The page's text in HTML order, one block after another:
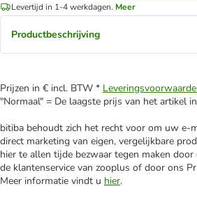
Levertijd in 1-4 werkdagen. Meer
Productbeschrijving
Prijzen in € incl. BTW *
"Normaal" = De laagste prijs van het artikel
bitiba behoudt zich het recht voor om uw e-
direct marketing van eigen, vergelijkbare
hier te allen tijde bezwaar tegen maken
de klantenservice van zooplus of door ons
Meer informatie vindt u hier.